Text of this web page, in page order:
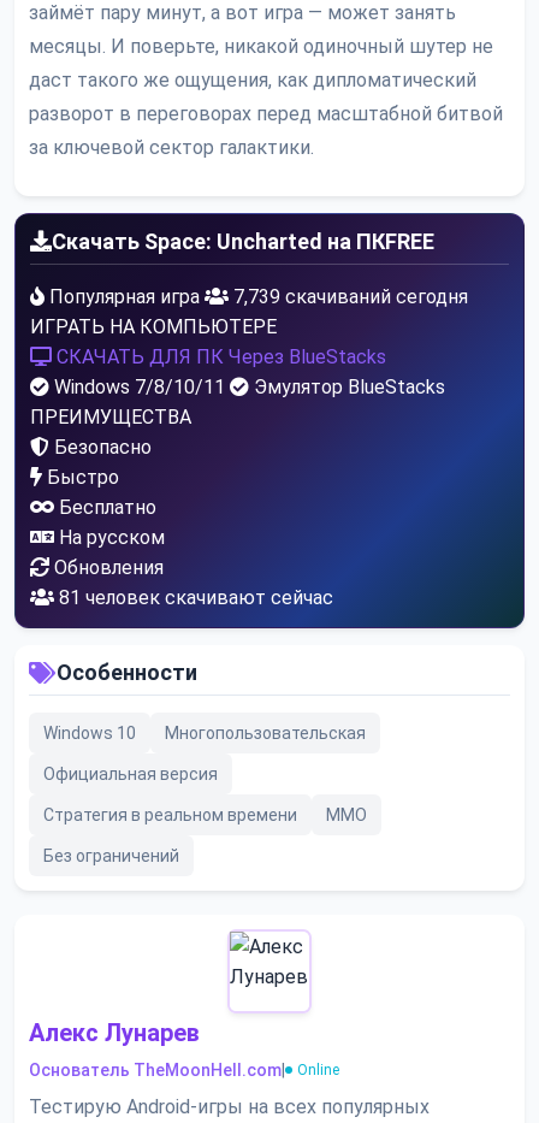
займёт пару минут, а вот игра — может занять
месяцы. И поверьте, никакой одиночный шутер не
даст такого же ощущения, как дипломатический
разворот в переговорах перед масштабной битвой
за ключевой сектор галактики.
Скачать Space: Uncharted на ПКFREE
Популярная игра
7,739 скачиваний сегодня
ИГРАТЬ НА КОМПЬЮТЕРЕ
СКАЧАТЬ ДЛЯ ПК Через BlueStacks
Windows 7/8/10/11
Эмулятор BlueStacks
ПРЕИМУЩЕСТВА
Безопасно
Быстро
Бесплатно
На русском
Обновления
81 человек скачивают сейчас
Особенности
Windows 10 Многопользовательская
Официальная версия
Стратегия в реальном времени MMO
Без ограничений
Алекс Лунарев
Основатель TheMoonHell.com Online
Тестирую Android-игры на всех популярных